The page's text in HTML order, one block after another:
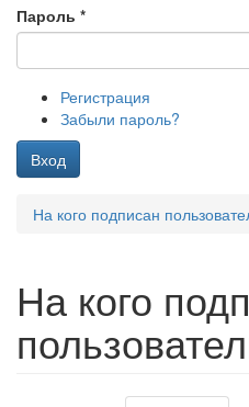
Пароль *
Регистрация
Забыли пароль?
Вход
На кого подписан
На кого